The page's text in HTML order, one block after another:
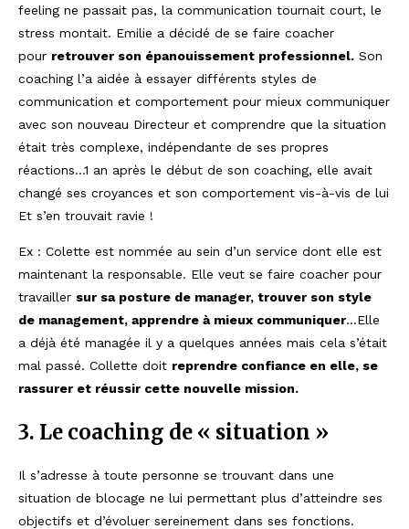
feeling ne passait pas, la communication tournait court, le
stress montait. Emilie a décidé de se faire coacher
pour retrouver son épanouissement professionnel. Son
coaching l’a aidée à essayer différents styles de
communication et comportement pour mieux communiquer
avec son nouveau Directeur et comprendre que la situation
était très complexe, indépendante de ses propres
réactions…1 an après le début de son coaching, elle avait
changé ses croyances et son comportement vis-à-vis de lui
Et s’en trouvait ravie !
Ex : Colette est nommée au sein d’un service dont elle est
maintenant la responsable. Elle veut se faire coacher pour
travailler sur sa posture de manager, trouver son style
de management, apprendre à mieux communiquer…Elle
a déjà été managée il y a quelques années mais cela s’était
mal passé. Collette doit reprendre confiance en elle, se
rassurer et réussir cette nouvelle mission.
3. Le coaching de « situation »
Il s’adresse à toute personne se trouvant dans une
situation de blocage ne lui permettant plus d’atteindre ses
objectifs et d’évoluer sereinement dans ses fonctions.